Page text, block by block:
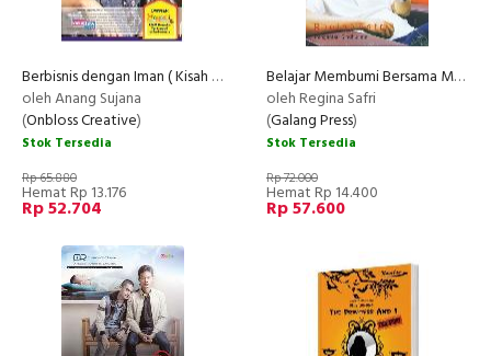
Berbisnis dengan Iman ( Kisah Nyata Pejalan Jauh )
oleh Anang Sujana
(Onbloss Creative)
Stok Tersedia
Rp 65.880
Hemat Rp 13.176
Rp 52.704
Belajar Membumi Bersama Mbah Rono
oleh Regina Safri
(Galang Press)
Stok Tersedia
Rp 72.000
Hemat Rp 14.400
Rp 57.600